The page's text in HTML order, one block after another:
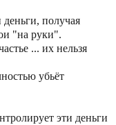
деньги, получая
"на руки".
... их нельзя
убьёт
эти деньги